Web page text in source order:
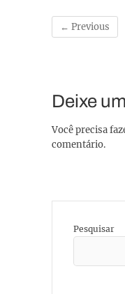
← Previous
Deixe
Você precisa
comentário.
Pesquisar